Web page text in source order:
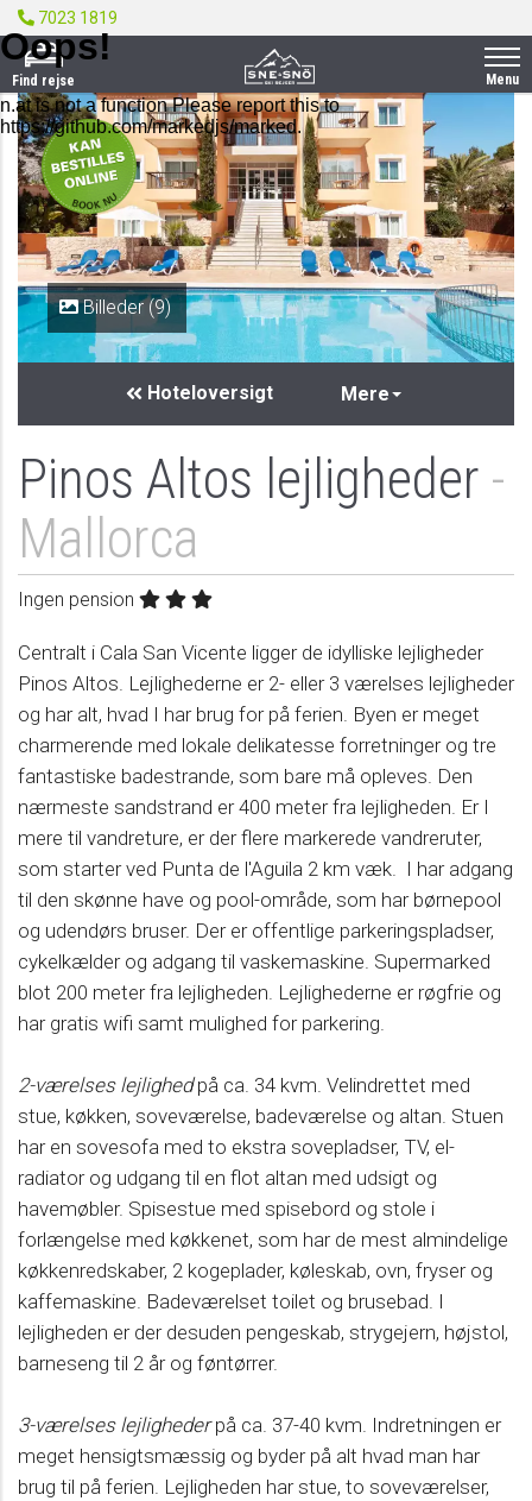
Billeder (9)
PRIVAT
Hoteloversigt Mere
Pinos Altos lejligheder -
Mallorca
Ingen pension
Centralt i Cala San Vicente ligger de idylliske lejligheder
Pinos Altos. Lejlighederne er 2- eller 3 værelses lejligheder
og har alt, hvad I har brug for på ferien. Byen er meget
charmerende med lokale delikatesse forretninger og tre
fantastiske badestrande, som bare må opleves. Den
nærmeste sandstrand er 400 meter fra lejligheden. Er I
mere til vandreture, er der flere markerede vandreruter,
som starter ved Punta de l'Aguila 2 km væk. I har adgang
til den skønne have og pool-område, som har børnepool
og udendørs bruser. Der er offentlige parkeringspladser,
cykelkælder og adgang til vaskemaskine. Supermarked
blot 200 meter fra lejligheden. Lejlighederne er røgfrie og
har gratis wifi samt mulighed for parkering.
2-værelses lejlighedpå ca. 34 kvm. Velindrettet med
stue, køkken, soveværelse, badeværelse og altan. Stuen
har en sovesofa med to ekstra sovepladser, TV, el-
radiator og udgang til en flot altan med udsigt og
havemøbler. Spisestue med spisebord og stole i
forlængelse med køkkenet, som har de mest almindelige
køkkenredskaber, 2 kogeplader, køleskab, ovn, fryser og
kaffemaskine. Badeværelset toilet og brusebad. I
lejligheden er der desuden pengeskab, strygejern, højstol,
barneseng til 2 år og føntørrer.
3-værelses lejlighederpå ca. 37-40 kvm. Indretningen er
meget hensigtsmæssig og byder på alt hvad man har
brug til på ferien. Lejligheden har stue, to soveværelser,
7023 1819
Menu
Find rejse